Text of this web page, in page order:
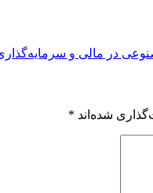
در مالی و
شده‌اند *